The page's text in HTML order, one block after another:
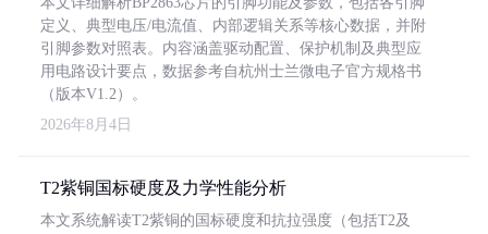
定义、典型电压/电流值、内部逻辑关系等核心数据，并附
引脚参数对照表。内容涵盖驱动配置、保护机制及典型应
用电路设计要点，数据参考自杭州士兰微电子官方规格书
（版本V1.2）。
2026年8月4日
T2紫铜国标硬度及力学性能分析
本文系统解读T2紫铜的国标硬度和抗拉强度（包括T2及